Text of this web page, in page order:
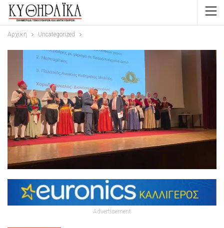
Αρχική Uncategorized
Advertisement